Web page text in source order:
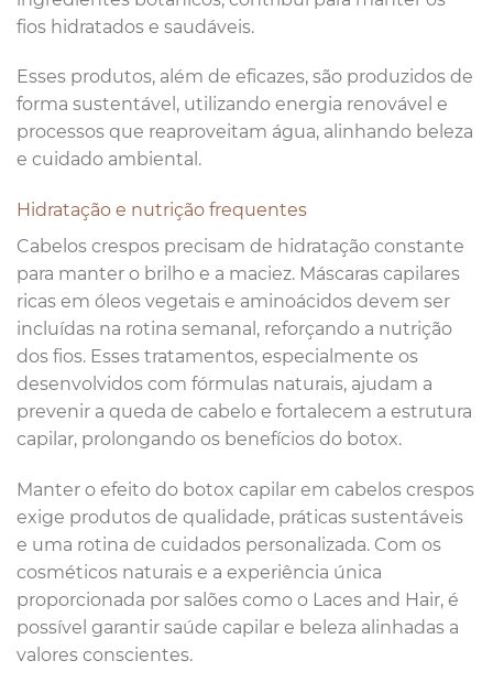
fios hidratados e saudáveis.
Esses produtos, além de eficazes, são produzidos de
forma sustentável, utilizando energia renovável e
processos que reaproveitam água, alinhando beleza
e cuidado ambiental.
Hidratação e nutrição frequentes
Cabelos crespos precisam de hidratação constante
para manter o brilho e a maciez. Máscaras capilares
ricas em óleos vegetais e aminoácidos devem ser
incluídas na rotina semanal, reforçando a nutrição
dos fios. Esses tratamentos, especialmente os
desenvolvidos com fórmulas naturais, ajudam a
prevenir a queda de cabelo e fortalecem a estrutura
capilar, prolongando os benefícios do botox.
Manter o efeito do botox capilar em cabelos crespos
exige produtos de qualidade, práticas sustentáveis
e uma rotina de cuidados personalizada. Com os
cosméticos naturais e a experiência única
proporcionada por salões como o Laces and Hair, é
possível garantir saúde capilar e beleza alinhadas a
valores conscientes.